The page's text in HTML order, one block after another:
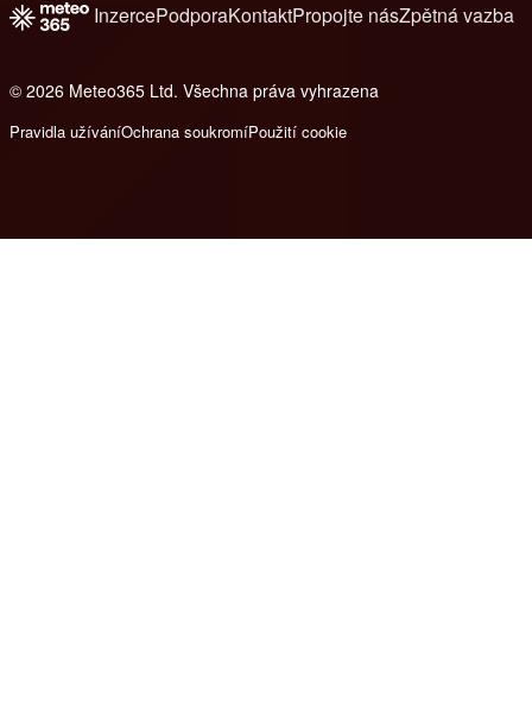
InzercePodporaKontaktPropojte násZpětná vazba
© 2026 Meteo365 Ltd. Všechna práva vyhrazena
Pravidla užíváníOchrana soukromíPoužití cookie